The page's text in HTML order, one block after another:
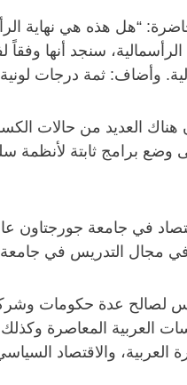
“هل هذه هي نهاية
الرأسمالية، سنجد أنها
وأضاف: ثمة درجات
العديد من حالات
برامج ثابتة لأنظمة
في مجال التدريس في
لصالح عدة حكومات
العربية المعاصرة
العربية، والاقتصاد